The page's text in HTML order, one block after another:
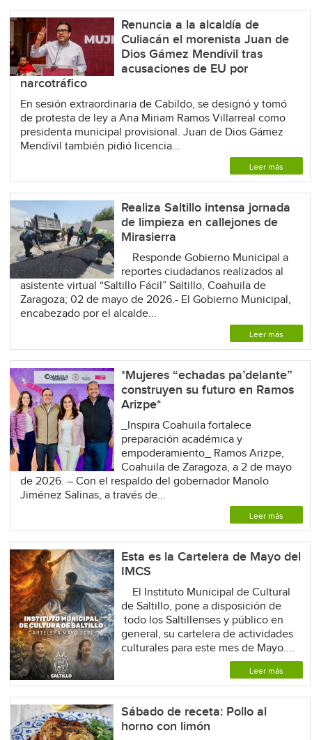
Renuncia a la alcaldía de
Culiacán el morenista Juan de
Dios Gámez Mendívil tras
acusaciones de EU por
narcotráfico
En sesión extraordinaria de Cabildo, se designó y tomó
de protesta de ley a Ana Miriam Ramos Villarreal como
presidenta municipal provisional. Juan de Dios Gámez
Mendívil también pidió licencia...
Leer más
Realiza Saltillo intensa jornada
de limpieza en callejones de
Mirasierra
Responde Gobierno Municipal a
reportes ciudadanos realizados al
asistente virtual “Saltillo Fácil” Saltillo, Coahuila de
Zaragoza; 02 de mayo de 2026.- El Gobierno Municipal,
encabezado por el alcalde...
Leer más
*Mujeres “echadas pa’delante”
construyen su futuro en Ramos
Arizpe*
_Inspira Coahuila fortalece
preparación académica y
empoderamiento_ Ramos Arizpe,
Coahuila de Zaragoza, a 2 de mayo
de 2026. – Con el respaldo del gobernador Manolo
Jiménez Salinas, a través de...
Leer más
Esta es la Cartelera de Mayo del
IMCS
El Instituto Municipal de Cultural
de Saltillo, pone a disposición de
todo los Saltillenses y público en
general, su cartelera de actividades
culturales para este mes de Mayo....
Leer más
Sábado de receta: Pollo al
horno con limón